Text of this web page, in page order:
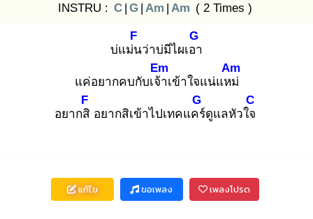
INSTRU : C | G | Am | Am ( 2 Times )
บ่แม่น
F
ว่าบ่มีไผเอา
G
แค่อยากคบกับเจ้า
Em
เข้าใจแน่แหม่
Am
อยากสิ
F
อยากสิเข้าไปเทคแคร์
G
ดูแลหัวใจ
C
แก้ไข ขอเพลง เพลงโปรด